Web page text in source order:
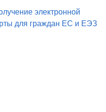
электронной
для граждан ЕС и ЕЭЗ